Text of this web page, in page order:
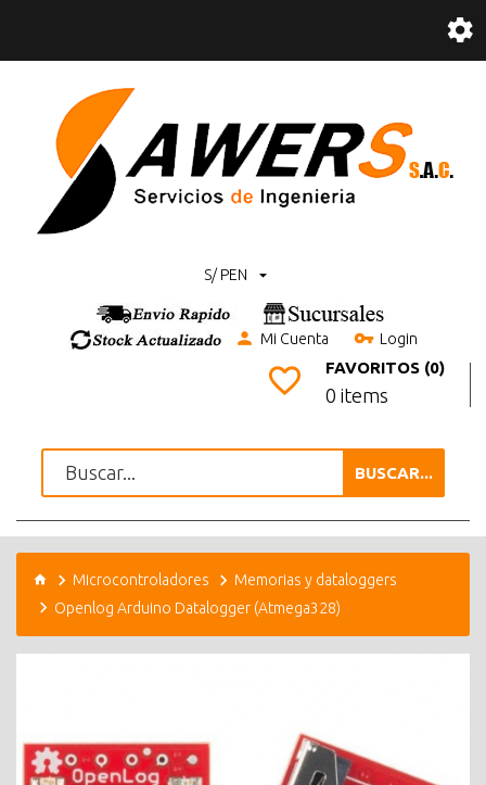
S/ PEN
Mi Cuenta Login
FAVORITOS (0)
0 items
BUSCAR...
Microcontroladores
Memorias y dataloggers
Openlog Arduino Datalogger (Atmega328)